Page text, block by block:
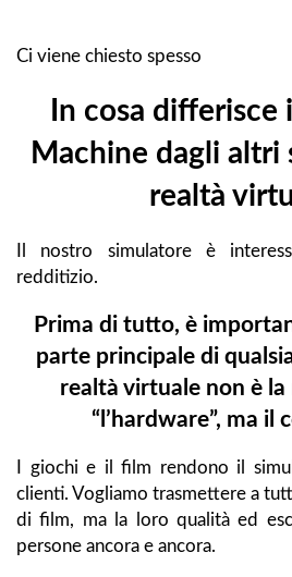
Ci viene chiesto spesso
In cosa differisce
Machine dagli altri
realtà
Il nostro simulatore è
redditizio.
Prima di tutto, è
parte principale di
realtà virtuale non è la
“l’hardware”, ma il
I giochi e il film rendono il
clienti. Vogliamo trasmettere a
di film, ma la loro qualità ed
persone ancora e ancora.